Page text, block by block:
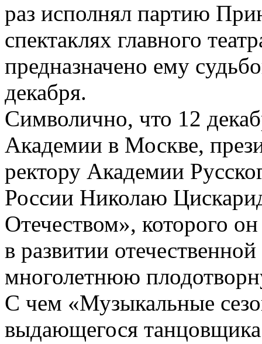
раз исполнял партию
спектаклях главного
предназначено ему
декабря.
Символично, что 12
Академии в Москве,
ректору Академии
России Николаю
Отечеством», которого
в развитии
многолетнюю
С чем «Музыкальные
выдающегося танцовщика